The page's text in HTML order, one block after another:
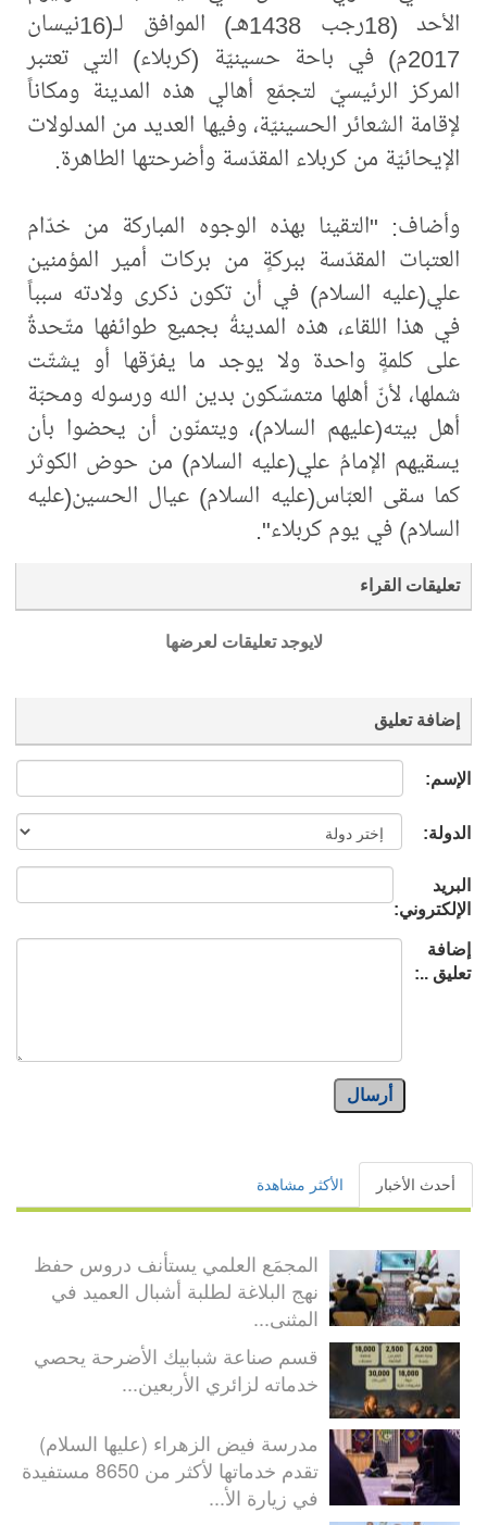
الأحد (18رجب 1438هـ) الموافق لـ(16نيسان
2017م) في باحة حسينيّة (كربلاء) التي تعتبر
المركز الرئيسيّ لتجمّع أهالي هذه المدينة ومكاناً
لإقامة الشعائر الحسينيّة، وفيها العديد من المدلولات
الإيحائيّة من كربلاء المقدّسة وأضرحتها الطاهرة.
وأضاف: "التقينا بهذه الوجوه المباركة من خدّام
العتبات المقدّسة ببركةٍ من بركات أمير المؤمنين
علي(عليه السلام) في أن تكون ذكرى ولادته سبباً
في هذا اللقاء، هذه المدينةُ بجميع طوائفها متّحدةٌ
على كلمةٍ واحدة ولا يوجد ما يفرّقها أو يشتّت
شملها، لأنّ أهلها متمسّكون بدين الله ورسوله ومحبّة
أهل بيته(عليهم السلام)، ويتمنّون أن يحضوا بأن
يسقيهم الإمامُ علي(عليه السلام) من حوض الكوثر
كما سقى العبّاس(عليه السلام) عيال الحسين(عليه
السلام) في يوم كربلاء".
تعليقات القراء
لايوجد تعليقات لعرضها
إضافة تعليق
الإسم:
الدولة:
البريد
الإلكتروني:
إضافة
تعليق ..:
أرسال
أحدث الأخبار الأكثر مشاهدة
المجمَع العلمي يستأنف دروس حفظ
نهج البلاغة لطلبة أشبال العميد في
المثنى...
قسم صناعة شبابيك الأضرحة يحصي
خدماته لزائري الأربعين...
مدرسة فيض الزهراء (عليها السلام)
تقدم خدماتها لأكثر من 8650 مستفيدة
في زيارة الأ...